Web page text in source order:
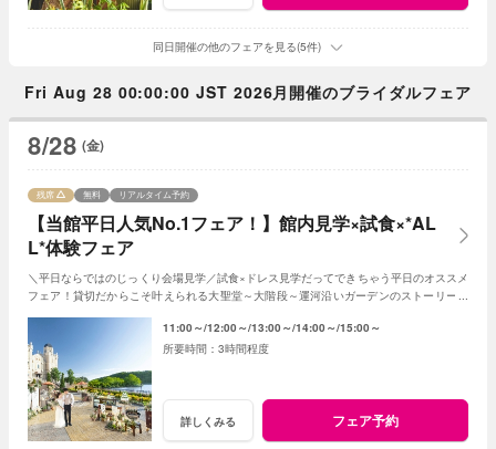
同日開催の他のフェアを見る(5件)
Fri Aug 28 00:00:00 JST 2026月開催のブライダルフェア
8/28 (金)
【当館平日人気No.1フェア！】館内見学×試食×*AL
L*体験フェア
残席 無料 リアルタイム予約
＼平日ならではのじっくり会場見学／試食×ドレス見学だってできちゃう平日のオススメ
フェア！貸切だからこそ叶えられる大聖堂～大階段～運河沿いガーデンのストーリーを
11:00～ 12:00～ 13:00～ 14:00～ 15:00～
3時間程度
詳しくみる フェア予約